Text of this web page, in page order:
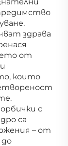
здрава
от
които
с
са
– от